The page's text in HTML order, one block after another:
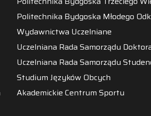
Politechnika Bydgoska Młodego
Wydawnictwa Uczelniane
Uczelniana Rada Samorządu
Uczelniana Rada Samorządu
Studium Języków Obcych
Akademickie Centrum Sportu